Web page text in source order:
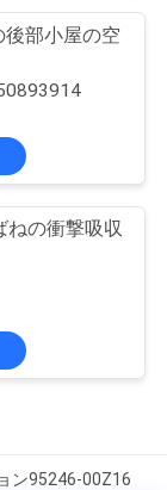
後部小屋の空
ねの衝撃吸収
ン95246-00Z16